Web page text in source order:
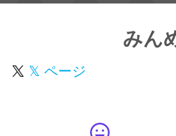
みん
𝕏 ページ